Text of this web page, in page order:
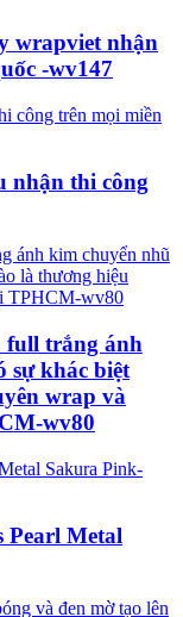
wrapviet nhận
-wv147
nhận thi công
full trắng ánh
sự khác biệt
wrap và
wv80
Pearl Metal